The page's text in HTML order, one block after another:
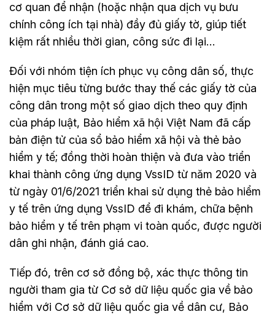
cơ quan để nhận (hoặc nhận qua dịch vụ bưu
chính công ích tại nhà) đầy đủ giấy tờ, giúp tiết
kiệm rất nhiều thời gian, công sức đi lại…
Đối với nhóm tiện ích phục vụ công dân số, thực
hiện mục tiêu từng bước thay thế các giấy tờ của
công dân trong một số giao dịch theo quy định
của pháp luật, Bảo hiểm xã hội Việt Nam đã cấp
bản điện tử của sổ bảo hiểm xã hội và thẻ bảo
hiểm y tế; đồng thời hoàn thiện và đưa vào triển
khai thành công ứng dụng VssID từ năm 2020 và
từ ngày 01/6/2021 triển khai sử dụng thẻ bảo hiểm
y tế trên ứng dụng VssID để đi khám, chữa bệnh
bảo hiểm y tế trên phạm vi toàn quốc, được người
dân ghi nhận, đánh giá cao.
Tiếp đó, trên cơ sở đồng bộ, xác thực thông tin
người tham gia từ Cơ sở dữ liệu quốc gia về bảo
hiểm với Cơ sở dữ liệu quốc gia về dân cư, Bảo